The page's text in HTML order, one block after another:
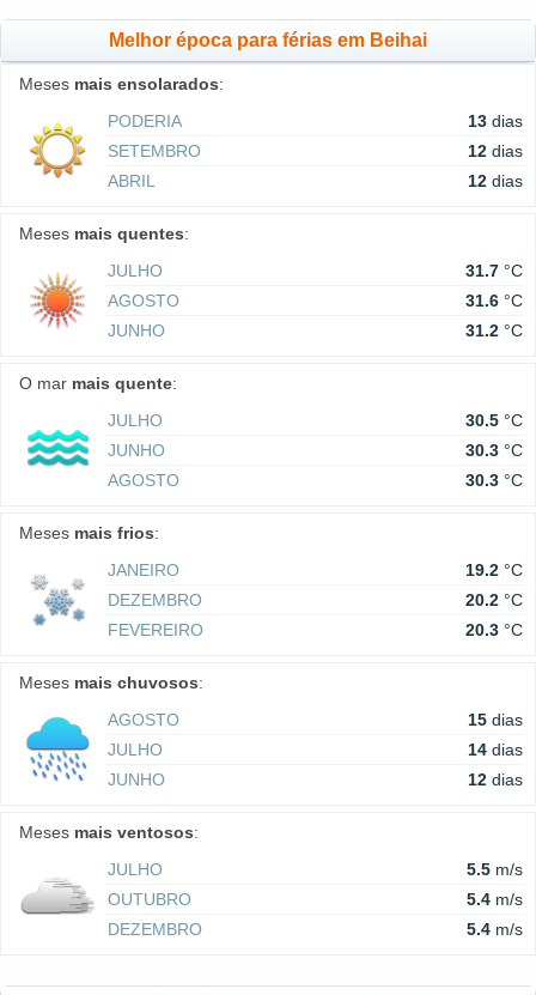
Melhor época para férias em Beihai
Meses mais ensolarados:
PODERIA
13 dias
SETEMBRO
12 dias
ABRIL
12 dias
Meses mais quentes:
JULHO
31.7 °C
AGOSTO
31.6 °C
JUNHO
31.2 °C
O mar mais quente:
JULHO
30.5 °C
JUNHO
30.3 °C
AGOSTO
30.3 °C
Meses mais frios:
JANEIRO
19.2 °C
DEZEMBRO
20.2 °C
FEVEREIRO
20.3 °C
Meses mais chuvosos:
AGOSTO
15 dias
JULHO
14 dias
JUNHO
12 dias
Meses mais ventosos:
JULHO
5.5 m/s
OUTUBRO
5.4 m/s
DEZEMBRO
5.4 m/s